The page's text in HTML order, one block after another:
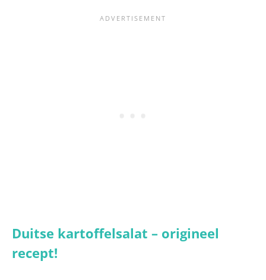
Duitse kartoffelsalat – origineel
recept!